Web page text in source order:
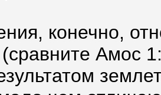
конечно,
Амос